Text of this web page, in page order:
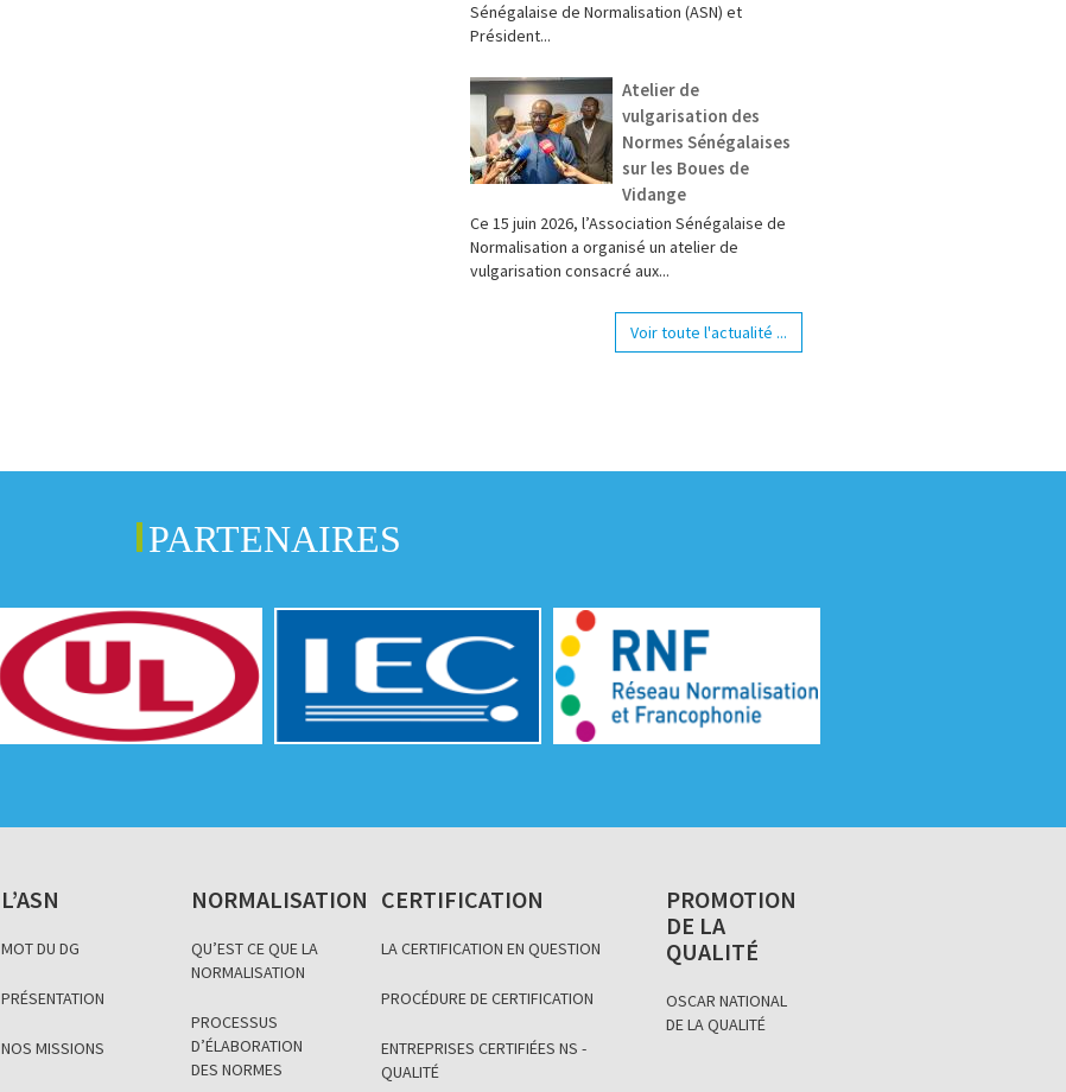
Sénégalaise de Normalisation (ASN) et
Président...
Atelier de
vulgarisation des
Normes Sénégalaises
sur les Boues de
Vidange
Ce 15 juin 2026, l’Association Sénégalaise de
Normalisation a organisé un atelier de
vulgarisation consacré aux...
Voir toute l'actualité ...
PARTENAIRES
L’ASN
MOT DU DG
PRÉSENTATION
NOS MISSIONS
NORMALISATION
QU’EST CE QUE LA
NORMALISATION
PROCESSUS
D’ÉLABORATION
DES NORMES
CERTIFICATION
LA CERTIFICATION EN QUESTION
PROCÉDURE DE CERTIFICATION
ENTREPRISES CERTIFIÉES NS -
QUALITÉ
PROMOTION
DE LA
QUALITÉ
OSCAR NATIONAL
DE LA QUALITÉ